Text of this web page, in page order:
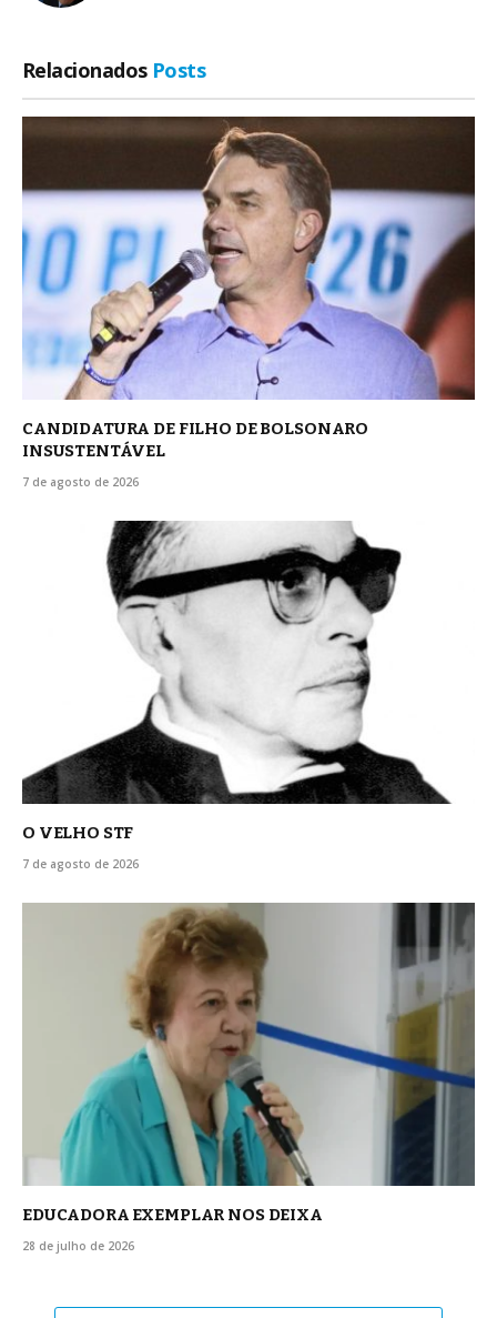
Relacionados Posts
CANDIDATURA DE FILHO DE BOLSONARO
INSUSTENTÁVEL
7 de agosto de 2026
O VELHO STF
7 de agosto de 2026
EDUCADORA EXEMPLAR NOS DEIXA
28 de julho de 2026